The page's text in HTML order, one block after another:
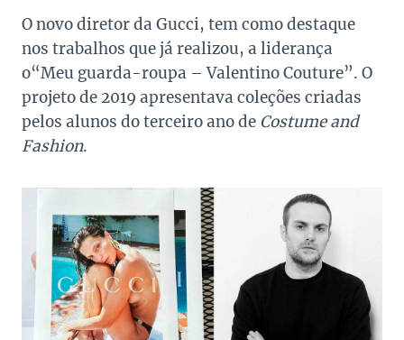
O novo diretor da Gucci, tem como destaque
nos trabalhos que já realizou, a liderança
o“Meu guarda-roupa – Valentino Couture”. O
projeto de 2019 apresentava coleções criadas
pelos alunos do terceiro ano de Costume and
Fashion.